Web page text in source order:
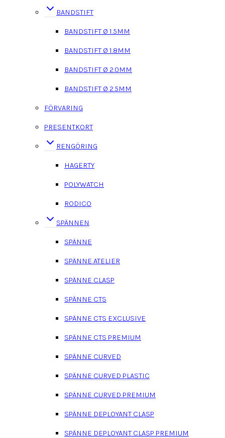
BANDSTIFT
BANDSTIFT Ø 1.5MM
BANDSTIFT Ø 1.8MM
BANDSTIFT Ø 2.0MM
BANDSTIFT Ø 2.5MM
FÖRVARING
PRESENTKORT
RENGÖRING
HAGERTY
POLYWATCH
RODICO
SPÄNNEN
SPÄNNE
SPÄNNE ATELIER
SPÄNNE CLASP
SPÄNNE CTS
SPÄNNE CTS EXCLUSIVE
SPÄNNE CTS PREMIUM
SPÄNNE CURVED
SPÄNNE CURVED PLASTIC
SPÄNNE CURVED PREMIUM
SPÄNNE DEPLOYANT CLASP
SPÄNNE DEPLOYANT CLASP PREMIUM